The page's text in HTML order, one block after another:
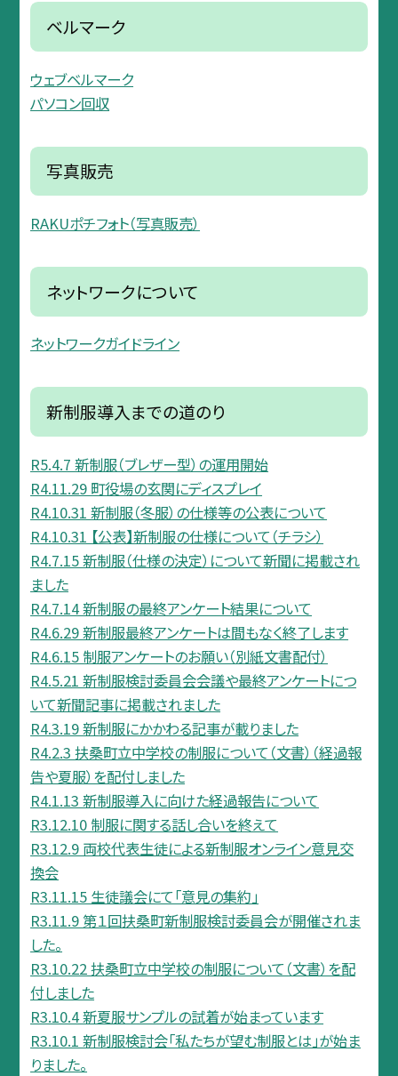
ベルマーク
ウェブベルマーク
パソコン回収
写真販売
RAKUポチフォト（写真販売）
ネットワークについて
ネットワークガイドライン
新制服導入までの道のり
R5.4.7 新制服（ブレザー型）の運用開始
R4.11.29 町役場の玄関にディスプレイ
R4.10.31 新制服（冬服）の仕様等の公表について
R4.10.31 【公表】新制服の仕様について（チラシ）
R4.7.15 新制服（仕様の決定）について新聞に掲載され
ました
R4.7.14 新制服の最終アンケート結果について
R4.6.29 新制服最終アンケートは間もなく終了します
R4.6.15 制服アンケートのお願い（別紙文書配付）
R4.5.21 新制服検討委員会会議や最終アンケートにつ
いて新聞記事に掲載されました
R4.3.19 新制服にかかわる記事が載りました
R4.2.3 扶桑町立中学校の制服について（文書）（経過報
告や夏服）を配付しました
R4.1.13 新制服導入に向けた経過報告について
R3.12.10 制服に関する話し合いを終えて
R3.12.9 両校代表生徒による新制服オンライン意見交
換会
R3.11.15 生徒議会にて「意見の集約」
R3.11.9 第１回扶桑町新制服検討委員会が開催されま
した。
R3.10.22 扶桑町立中学校の制服について（文書）を配
付しました
R3.10.4 新夏服サンプルの試着が始まっています
R3.10.1 新制服検討会「私たちが望む制服とは」が始ま
りました。